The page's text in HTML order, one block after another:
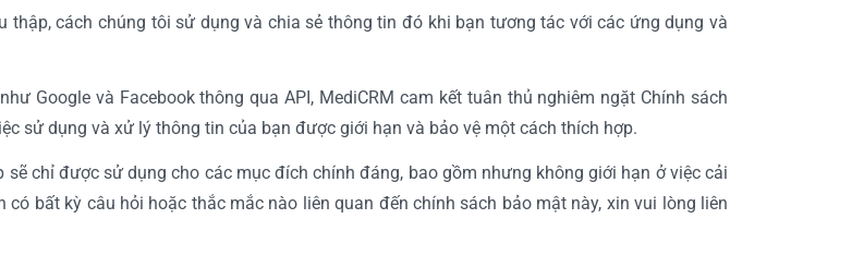
thập, cách chúng tôi sử dụng và chia sẻ thông tin đó khi bạn tương tác với các ứng dụng và
Google và Facebook thông qua API, MediCRM cam kết tuân thủ nghiêm ngặt Chính sách
sử dụng và xử lý thông tin của bạn được giới hạn và bảo vệ một cách thích hợp.
chỉ được sử dụng cho các mục đích chính đáng, bao gồm nhưng không giới hạn ở việc cải
bất kỳ câu hỏi hoặc thắc mắc nào liên quan đến chính sách bảo mật này, xin vui lòng liên